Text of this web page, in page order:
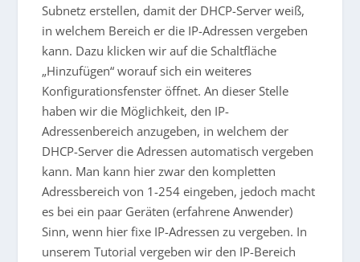
Subnetz erstellen, damit der DHCP-Server weiß,
in welchem Bereich er die IP-Adressen vergeben
kann. Dazu klicken wir auf die Schaltfläche
„Hinzufügen“ worauf sich ein weiteres
Konfigurationsfenster öffnet. An dieser Stelle
haben wir die Möglichkeit, den IP-
Adressenbereich anzugeben, in welchem der
DHCP-Server die Adressen automatisch vergeben
kann. Man kann hier zwar den kompletten
Adressbereich von 1-254 eingeben, jedoch macht
es bei ein paar Geräten (erfahrene Anwender)
Sinn, wenn hier fixe IP-Adressen zu vergeben. In
unserem Tutorial vergeben wir den IP-Bereich